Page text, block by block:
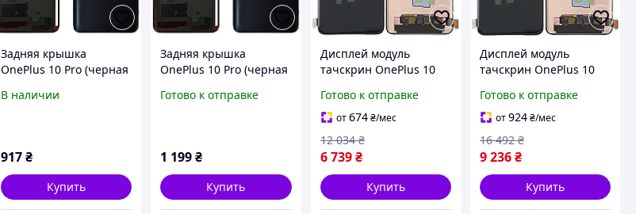
Задняя крышка
OnePlus 10 Pro (черная
стеклом камеры)
В наличии
917₴
Купить
Задняя крышка
OnePlus 10 Pro (черная
стеклом камеры)
Готово к отправке
1 199₴
Купить
Дисплей модуль
тачскрин OnePlus 10
Find X5 Pro черный
Amoled оригинал PRC
Готово к отправке
от674 ₴/мес
6 739 ₴
12 034 ₴
Купить
Дисплей модуль
тачскрин OnePlus 10
Find X5 Pro черный
Amoled оригинал PRC
Готово к отправке
от924₴/мес
9 236₴
16 492 ₴
Купить